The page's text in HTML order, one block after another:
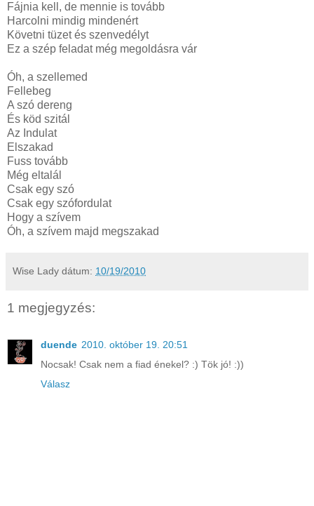
Fájnia kell, de mennie is tovább
Harcolni mindig mindenért
Követni tüzet és szenvedélyt
Ez a szép feladat még megoldásra vár
Óh, a szellemed
Fellebeg
A szó dereng
És köd szitál
Az Indulat
Elszakad
Fuss tovább
Még eltalál
Csak egy szó
Csak egy szófordulat
Hogy a szívem
Óh, a szívem majd megszakad
Wise Lady dátum: 10/19/2010
1 megjegyzés:
duende 2010. október 19. 20:51
Nocsak! Csak nem a fiad énekel? :) Tök jó! :))
Válasz